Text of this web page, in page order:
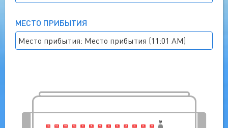
МЕСТО ПРИБЫТИЯ
Место прибытия: Место прибытия (11:01 AM)
13A 12A 11A 10A 9A 8A 7A 6A 5A 4A 3A 2A 1A